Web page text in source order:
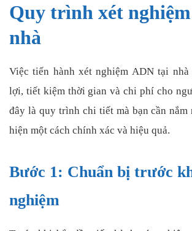
Quy trình xét
nhà
Việc tiến hành xét nghiệm ADN tại
lợi, tiết kiệm thời gian và chi phí cho
đây là quy trình chi tiết mà bạn cần nắm
hiện một cách chính xác và hiệu quả.
Bước 1: Chuẩn bị trước
nghiệm